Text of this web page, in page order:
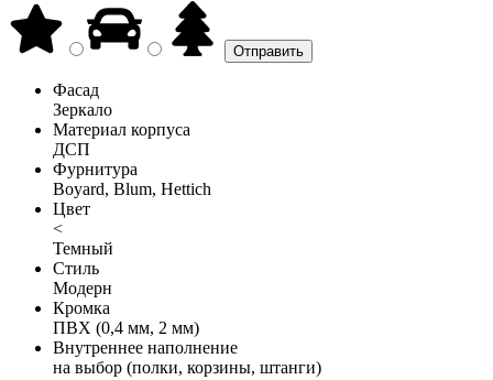
Фасад
Зеркало
Материал корпуса
ДСП
Фурнитура
Boyard, Blum, Hettich
Цвет
<
Темный
Стиль
Модерн
Кромка
ПВХ (0,4 мм, 2 мм)
Внутреннее наполнение
на выбор (полки, корзины, штанги)